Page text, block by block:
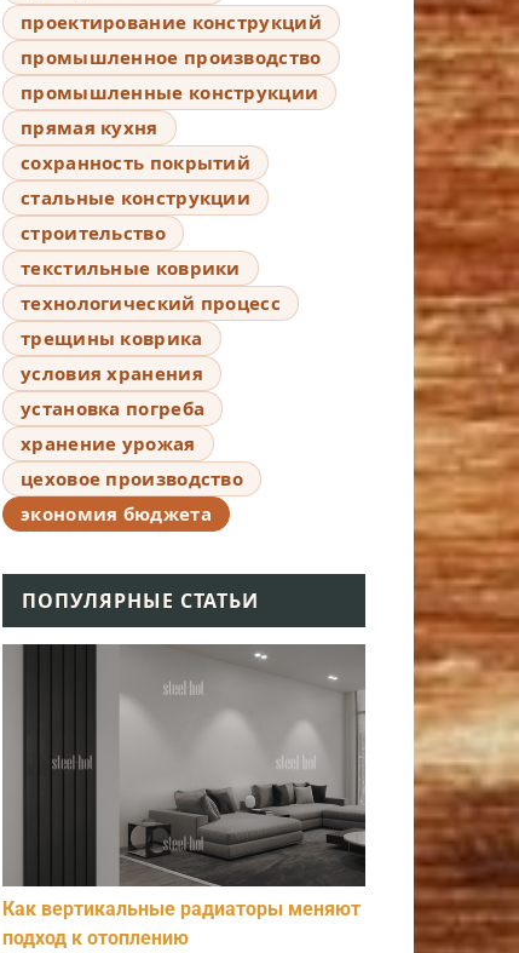
проектирование конструкций
промышленное производство
промышленные конструкции
прямая кухня
сохранность покрытий
стальные конструкции
строительство
текстильные коврики
технологический процесс
трещины коврика
условия хранения
установка погреба
хранение урожая
цеховое производство
экономия бюджета
ПОПУЛЯРНЫЕ СТАТЬИ
Как вертикальные радиаторы меняют
подход к отоплению